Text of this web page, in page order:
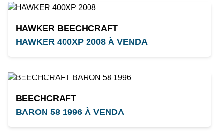
HAWKER BEECHCRAFT
HAWKER 400XP 2008 À VENDA
BEECHCRAFT
BARON 58 1996 À VENDA